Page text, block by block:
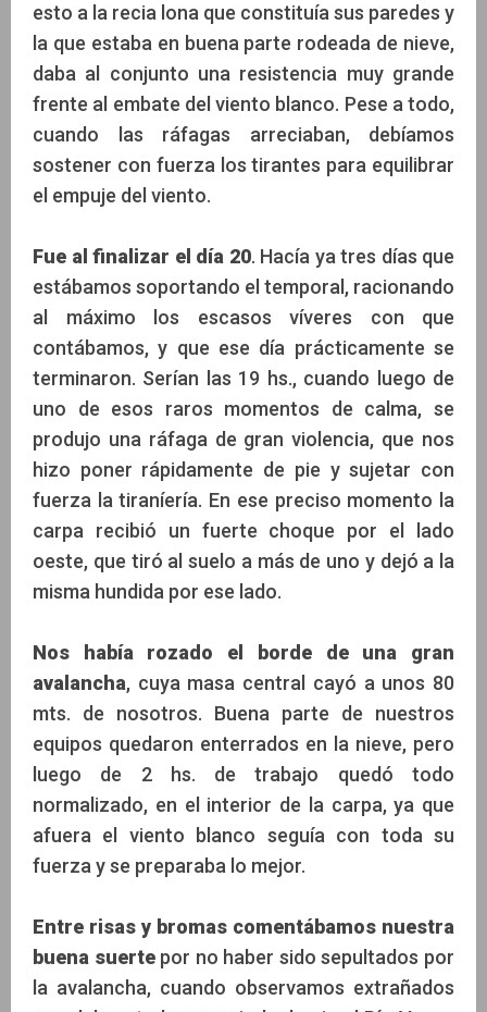
esto a la recia lona que constituía sus paredes y
la que estaba en buena parte rodeada de nieve,
daba al conjunto una resistencia muy grande
frente al embate del viento blanco. Pese a todo,
cuando las ráfagas arreciaban, debíamos
sostener con fuerza los tirantes para equilibrar
el empuje del viento.
Fue al finalizar el día 20. Hacía ya tres días que
estábamos soportando el temporal, racionando
al máximo los escasos víveres con que
contábamos, y que ese día prácticamente se
terminaron. Serían las 19 hs., cuando luego de
uno de esos raros momentos de calma, se
produjo una ráfaga de gran violencia, que nos
hizo poner rápidamente de pie y sujetar con
fuerza la tiraníería. En ese preciso momento la
carpa recibió un fuerte choque por el lado
oeste, que tiró al suelo a más de uno y dejó a la
misma hundida por ese lado.
Nos había rozado el borde de una gran
avalancha, cuya masa central cayó a unos 80
mts. de nosotros. Buena parte de nuestros
equipos quedaron enterrados en la nieve, pero
luego de 2 hs. de trabajo quedó todo
normalizado, en el interior de la carpa, ya que
afuera el viento blanco seguía con toda su
fuerza y se preparaba lo mejor.
Entre risas y bromas comentábamos nuestra
buena suertepor no haber sido sepultados por
la avalancha, cuando observamos extrañados